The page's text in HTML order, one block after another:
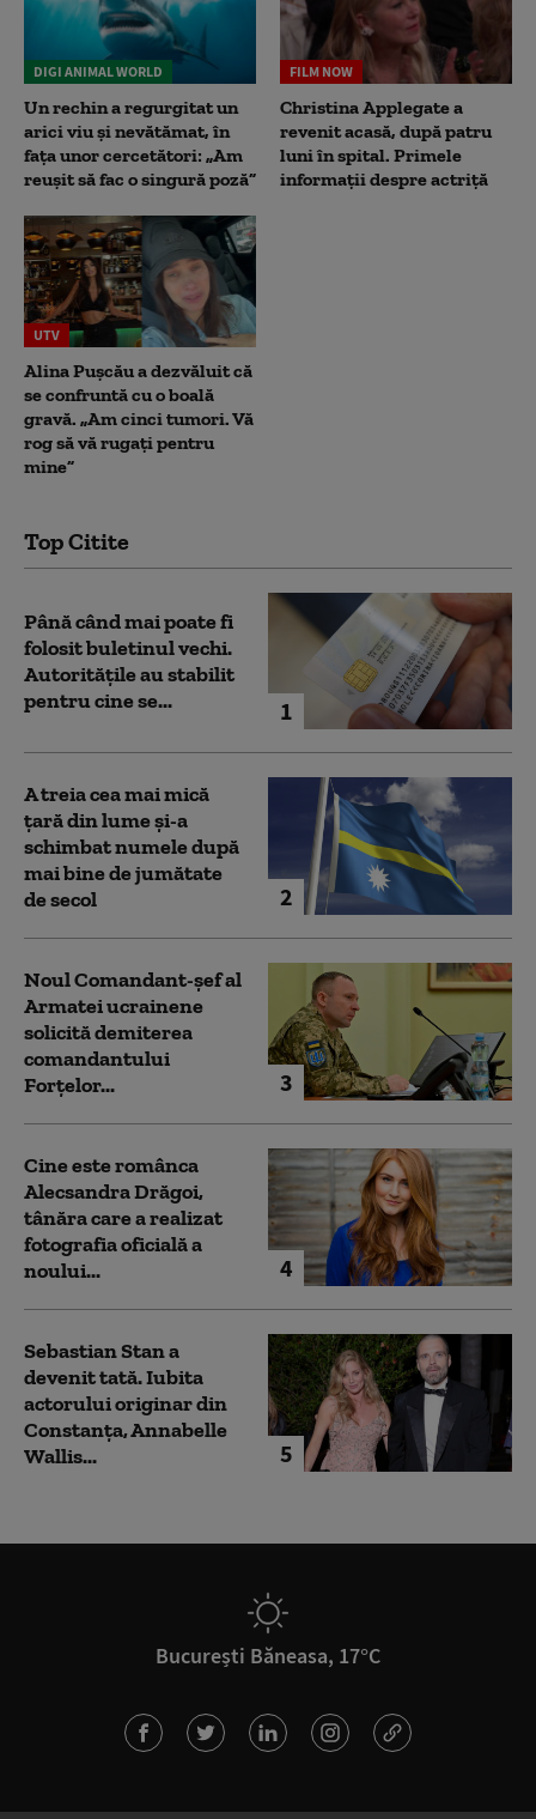
DIGI ANIMAL WORLD
Un rechin a regurgitat un
arici viu și nevătămat, în
fața unor cercetători: „Am
reușit să fac o singură poză”
FILM NOW
Christina Applegate a
revenit acasă, după patru
luni în spital. Primele
informații despre actriță
UTV
Alina Pușcău a dezvăluit că
se confruntă cu o boală
gravă. „Am cinci tumori. Vă
rog să vă rugați pentru
mine”
Top Citite
1
Până când mai poate fi
folosit buletinul vechi.
Autoritățile au stabilit
pentru cine se...
2
A treia cea mai mică
țară din lume și-a
schimbat numele după
mai bine de jumătate
de secol
3
Noul Comandant-șef al
Armatei ucrainene
solicită demiterea
comandantului
Forțelor...
4
Cine este românca
Alecsandra Drăgoi,
tânăra care a realizat
fotografia oficială a
noului...
5
Sebastian Stan a
devenit tată. Iubita
actorului originar din
Constanța, Annabelle
Wallis...
București Băneasa, 17°C